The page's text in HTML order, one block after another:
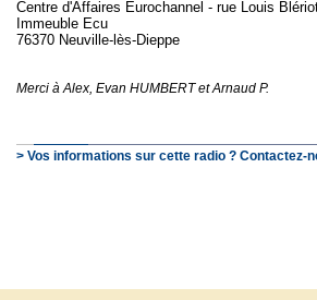
Centre d'Affaires Eurochannel - rue Louis
Immeuble Ecu
76370 Neuville-lès-Dieppe
Merci à Alex, Evan HUMBERT et Arnaud P.
> Vos informations sur cette radio ? Contactez-